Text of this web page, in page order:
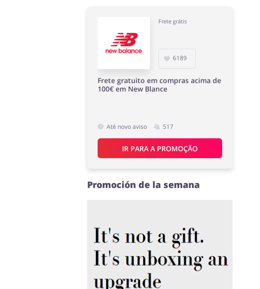
Frete grátis
6189
Frete gratuito em compras acima de
100€ em New Blance
Até novo aviso 517
IR PARA A PROMOÇÃO
Promoción de la semana